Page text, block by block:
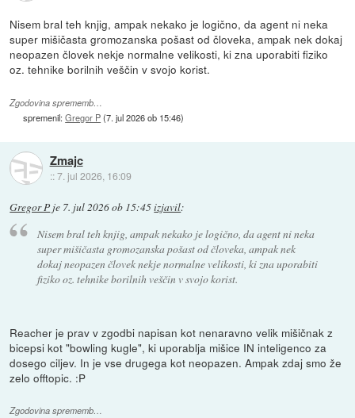
Nisem bral teh knjig, ampak nekako je logično, da agent ni neka
super mišičasta gromozanska pošast od človeka, ampak nek dokaj
neopazen človek nekje normalne velikosti, ki zna uporabiti fiziko
oz. tehnike borilnih veščin v svojo korist.
Zgodovina sprememb…
spremenil:Gregor P(7. jul 2026 ob 15:46)
Zmajc
::7. jul 2026, 16:09
Gregor P je 7. jul 2026 ob 15:45izjavil:
Nisem bral teh knjig, ampak nekako je logično, da agent ni neka
super mišičasta gromozanska pošast od človeka, ampak nek
dokaj neopazen človek nekje normalne velikosti, ki zna uporabiti
fiziko oz. tehnike borilnih veščin v svojo korist.
Reacher je prav v zgodbi napisan kot nenaravno velik mišičnak z
bicepsi kot "bowling kugle", ki uporablja mišice IN inteligenco za
dosego ciljev. In je vse drugega kot neopazen. Ampak zdaj smo že
zelo offtopic. :P
Zgodovina sprememb…